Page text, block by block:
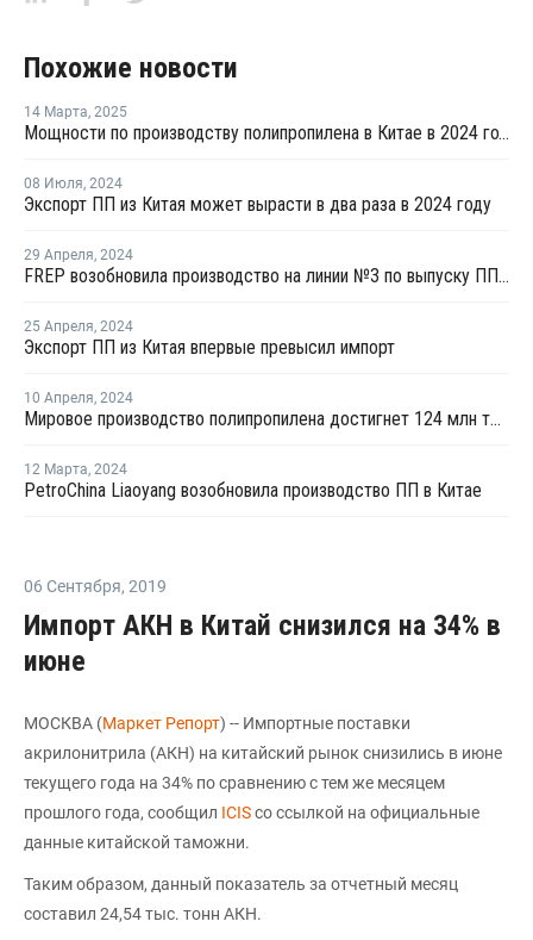
Похожие новости
14 Марта, 2025
Мощности по производству полипропилена в Китае в 2024 году выросли на 12,46%
08 Июля, 2024
Экспорт ПП из Китая может вырасти в два раза в 2024 году
29 Апреля, 2024
FREP возобновила производство на линии №3 по выпуску ПП в Китае
25 Апреля, 2024
Экспорт ПП из Китая впервые превысил импорт
10 Апреля, 2024
Мировое производство полипропилена достигнет 124 млн тонн к 2032 году
12 Марта, 2024
PetroChina Liaoyang возобновила производство ПП в Китае
06 Сентября, 2019
Импорт АКН в Китай снизился на 34% в
июне
МОСКВА (Маркет Репорт) -- Импортные поставки
акрилонитрила (АКН) на китайский рынок снизились в июне
текущего года на 34% по сравнению с тем же месяцем
прошлого года, сообщил ICISсо ссылкой на официальные
данные китайской таможни.
Таким образом, данный показатель за отчетный месяц
составил 24,54 тыс. тонн АКН.